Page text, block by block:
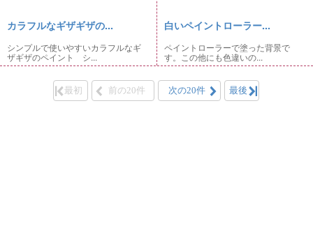
カラフルなギザギザの...
シンプルで使いやすいカラフルなギ
ザギザのペイント シ...
白いペイントローラー...
ペイントローラーで塗った背景で
す。この他にも色違いの...
最初 前の20件 次の20件 最後